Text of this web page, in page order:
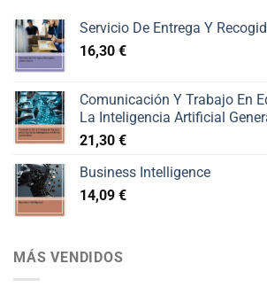
Servicio De Entrega Y
16,30 €
Comunicación Y Trabajo En
La Inteligencia Artificial
21,30 €
Business Intelligence
14,09 €
MÁS VENDIDOS